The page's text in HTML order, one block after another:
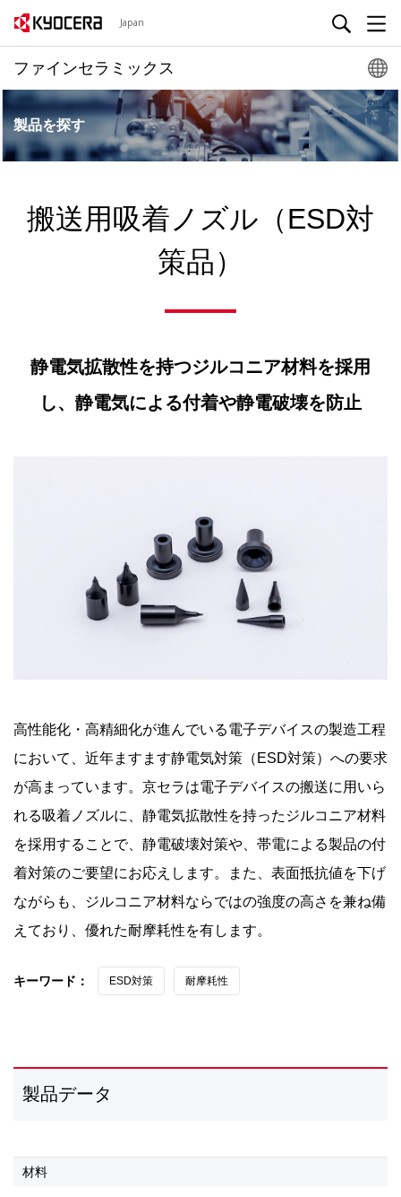
Japan
ファインセラミックス
製品を探す
搬送用吸着ノズル（ESD対
策品）
静電気拡散性を持つジルコニア材料を採用
し、静電気による付着や静電破壊を防止
高性能化・高精細化が進んでいる電子デバイスの製造工程
において、近年ますます静電気対策（ESD対策）への要求
が高まっています。京セラは電子デバイスの搬送に用いら
れる吸着ノズルに、静電気拡散性を持ったジルコニア材料
を採用することで、静電破壊対策や、帯電による製品の付
着対策のご要望にお応えします。また、表面抵抗値を下げ
ながらも、ジルコニア材料ならではの強度の高さを兼ね備
えており、優れた耐摩耗性を有します。
キーワード： ESD対策 耐摩耗性
製品データ
材料